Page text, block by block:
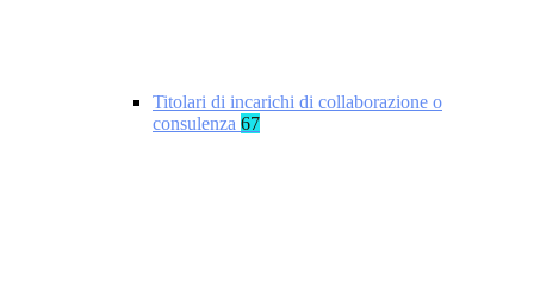
Titolari di incarichi di collaborazione o
consulenza 67